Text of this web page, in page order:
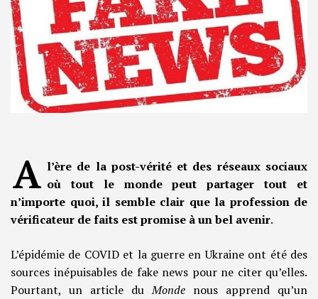
A l’ère de la post-vérité et des réseaux sociaux
où tout le monde peut partager tout et
n’importe quoi, il semble clair que la profession de
vérificateur de faits est promise à un bel avenir.
L’épidémie de COVID et la guerre en Ukraine ont été des
sources inépuisables de fake news pour ne citer qu’elles.
Pourtant, un article du Monde nous apprend qu’un